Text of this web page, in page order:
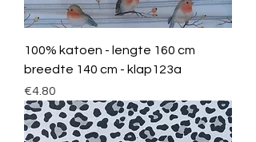
100% katoen - lengte 160 cm
breedte 140 cm - klap123a
Price
€4.80